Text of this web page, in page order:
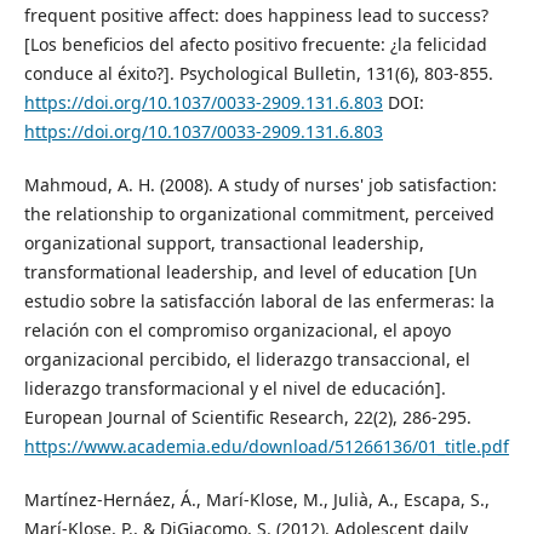
frequent positive affect: does happiness lead to success?
[Los beneficios del afecto positivo frecuente: ¿la felicidad
conduce al éxito?]. Psychological Bulletin, 131(6), 803-855.
https://doi.org/10.1037/0033-2909.131.6.803DOI:
https://doi.org/10.1037/0033-2909.131.6.803
Mahmoud, A. H. (2008). A study of nurses' job satisfaction:
the relationship to organizational commitment, perceived
organizational support, transactional leadership,
transformational leadership, and level of education [Un
estudio sobre la satisfacción laboral de las enfermeras: la
relación con el compromiso organizacional, el apoyo
organizacional percibido, el liderazgo transaccional, el
liderazgo transformacional y el nivel de educación].
European Journal of Scientific Research, 22(2), 286-295.
https://www.academia.edu/download/51266136/01_title.pdf
Martínez-Hernáez, Á., Marí-Klose, M., Julià, A., Escapa, S.,
Marí-Klose, P., & DiGiacomo, S. (2012). Adolescent daily